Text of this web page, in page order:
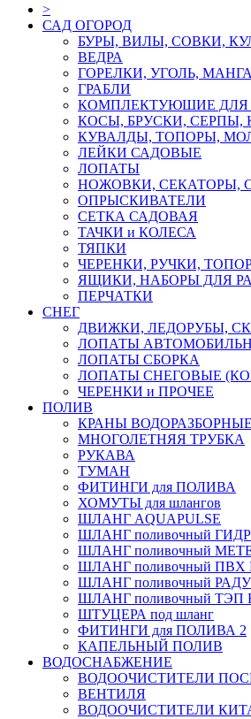
>
САД ОГОРОД
БУРЫ, ВИЛЫ, СОВКИ,
ВЕДРА
ГОРЕЛКИ, УГОЛЬ,
ГРАБЛИ
КОМПЛЕКТУЮШИЕ ДЛЯ
КОСЫ, БРУСКИ,
КУВАЛДЫ, ТОПОРЫ,
ЛЕЙКИ САДОВЫЕ
ЛОПАТЫ
НОЖОВКИ, СЕКАТОРЫ,
ОПРЫСКИВАТЕЛИ
СЕТКА САДОВАЯ
ТАЧКИ и КОЛЕСА
ТЯПКИ
ЧЕРЕНКИ, РУЧКИ,
ЯЩИКИ, НАБОРЫ ДЛЯ
ПЕРЧАТКИ
СНЕГ
ДВИЖКИ, ЛЕДОРУБЫ,
ЛОПАТЫ
ЛОПАТЫ СБОРКА
ЛОПАТЫ СНЕГОВЫЕ
ЧЕРЕНКИ и ПРОЧЕЕ
ПОЛИВ
КРАНЫ ВОДОРАЗБОРНЫЕ
МНОГОЛЕТНЯЯ ТРУБКА
РУКАВА
ТУМАН
ФИТИНГИ для ПОЛИВА
ХОМУТЫ для шлангов
ШЛАНГ AQUAPULSE
ШЛАНГ поливочный
ШЛАНГ поливочный
ШЛАНГ поливочный
ШЛАНГ поливочный
ШЛАНГ поливочный
ШТУЦЕРА под шланг
ФИТИНГИ для ПОЛИВА 2
КАПЕЛЬНЫЙ ПОЛИВ
ВОДОСНАБЖЕНИЕ
ВОДООЧИСТИТЕЛИ
ВЕНТИЛЯ
ВОДООЧИСТИТЕЛИ